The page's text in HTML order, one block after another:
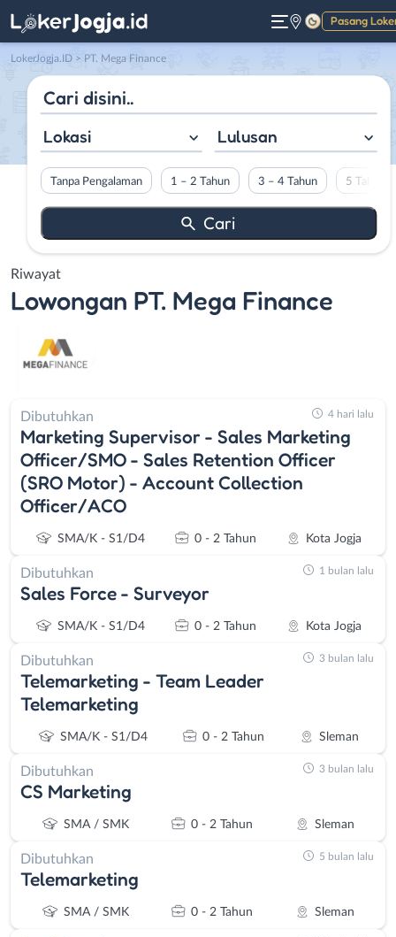
Pasang
Gelap
LokerJogja.ID > PT. Mega Finance
Lokasi Lulusan
Tanpa Pengalaman 1 – 2 Tahun 3 – 4 Tahun 5 Tahun
Riwayat
Lowongan PT. Mega Finance
Dibutuhkan
Marketing Supervisor - Sales Marketing
Officer/SMO - Sales Retention Officer
(SRO Motor) - Account Collection
Officer/ACO
SMA/K - S1/D4 0 - 2 Tahun Kota Jogja
4 hari lalu
Dibutuhkan
Sales Force - Surveyor
SMA/K - S1/D4 0 - 2 Tahun Kota Jogja
1 bulan lalu
Dibutuhkan
Telemarketing - Team Leader
Telemarketing
SMA/K - S1/D4 0 - 2 Tahun Sleman
3 bulan lalu
Dibutuhkan
CS Marketing
SMA / SMK 0 - 2 Tahun Sleman
3 bulan lalu
Dibutuhkan
Telemarketing
SMA / SMK 0 - 2 Tahun Sleman
5 bulan lalu